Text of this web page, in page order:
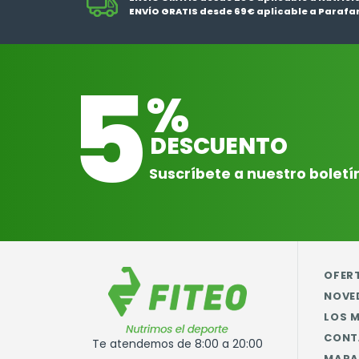
ENVÍO GRATIS desde 69€ aplicable a
5%
DESCUENTO
Suscríbete a nuestro
Te atendemos de 8:00 a 20:00
LOS